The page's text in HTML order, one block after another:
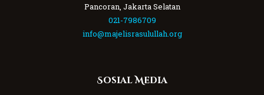
Pancoran, Jakarta Selatan
021-7986709
info@majelisrasulullah.org
Sosial Media